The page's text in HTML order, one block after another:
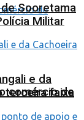
comércio de
Sooretama
Militar
e da
terceira faixa